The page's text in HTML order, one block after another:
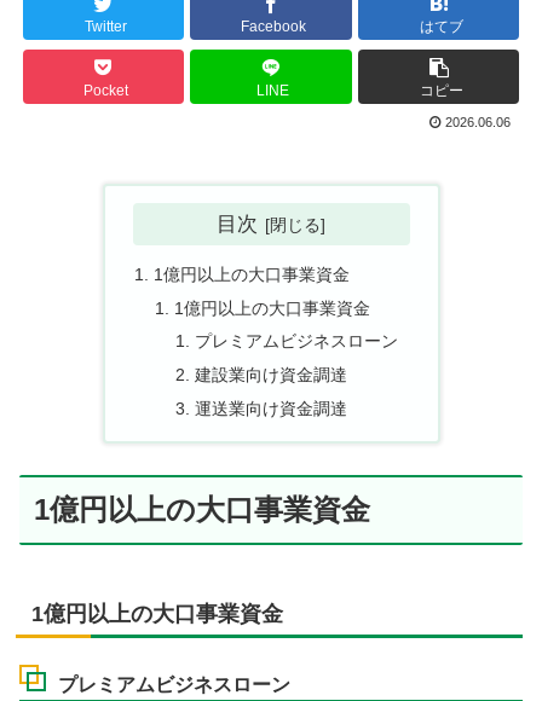
Twitter Facebook はてブ
Pocket LINE コピー
2026.06.06
目次
1億円以上の大口事業資金
1億円以上の大口事業資金
プレミアムビジネスローン
建設業向け資金調達
運送業向け資金調達
1億円以上の大口事業資金
1億円以上の大口事業資金
プレミアムビジネスローン